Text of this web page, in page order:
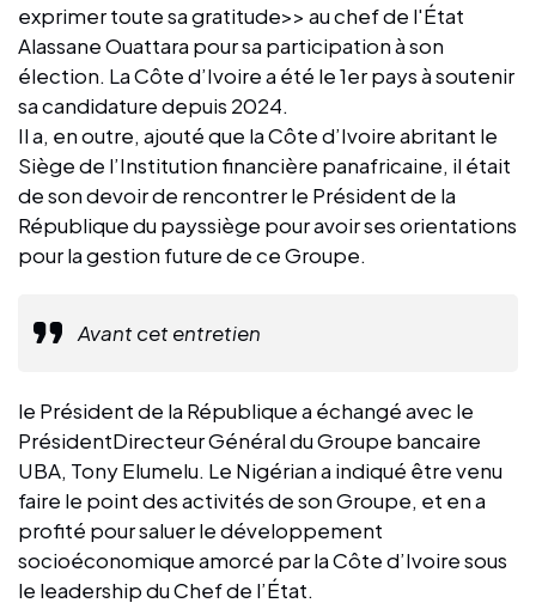
exprimer toute sa gratitude>> au chef de l'État
Alassane Ouattara pour sa participation à son
élection. La Côte d’Ivoire a été le 1er pays à soutenir
sa candidature depuis 2024.
Il a, en outre, ajouté que la Côte d’Ivoire abritant le
Siège de l’Institution financière panafricaine, il était
de son devoir de rencontrer le Président de la
République du payssiège pour avoir ses orientations
pour la gestion future de ce Groupe.
Avant cet entretien
le Président de la République a échangé avec le
PrésidentDirecteur Général du Groupe bancaire
UBA, Tony Elumelu. Le Nigérian a indiqué être venu
faire le point des activités de son Groupe, et en a
profité pour saluer le développement
socioéconomique amorcé par la Côte d’Ivoire sous
le leadership du Chef de l’État.